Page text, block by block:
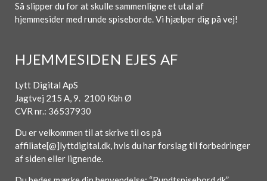
Så slipper du for at skulle sammenligne et utal af
hjemmesider med runde spiseborde. Vi hjælper dig på vej!
HJEMMESIDEN EJES AF
Lytt Digital ApS
Jagtvej 215 A, 9. 2100 Kbh Ø
CVR nr.: 36537930
Du er velkommen til at skrive til os på
affiliate[@]lyttdigital.dk, hvis du har forslag til forbedringer
af siden eller lignende.